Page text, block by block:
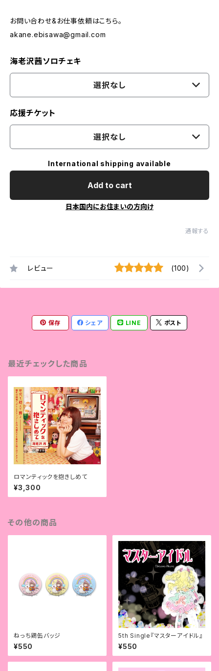
お問い合わせ&お仕事依頼はこちら。
akane.ebisawa@gmail.com
海老沢茜ソロチェキ
選択なし
応援チケット
選択なし
International shipping available
Add to cart
日本国内にお住まいの方向け
通報する
レビュー (100)
保存 シェア LINE ポスト
最近チェックした商品
ロマンティックを抱きしめて
¥3,300
その他の商品
ねっち鶏缶バッジ
¥550
5th Single『マスターアイドル』
¥550